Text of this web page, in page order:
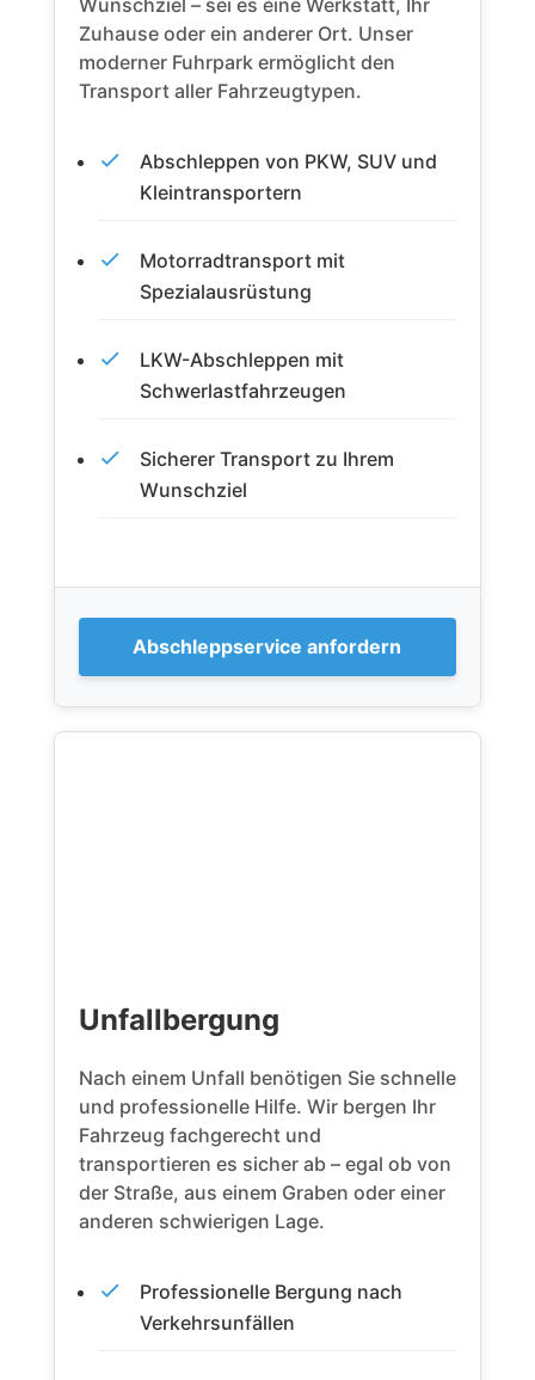
Zuhause oder ein anderer Ort. Unser
moderner Fuhrpark ermöglicht den
Transport aller Fahrzeugtypen.
Abschleppen von PKW, SUV und
Kleintransportern
Motorradtransport mit
Spezialausrüstung
LKW-Abschleppen mit
Schwerlastfahrzeugen
Sicherer Transport zu Ihrem
Wunschziel
Abschleppservice anfordern
Unfallbergung
Nach einem Unfall benötigen Sie schnelle
und professionelle Hilfe. Wir bergen Ihr
Fahrzeug fachgerecht und
transportieren es sicher ab – egal ob von
der Straße, aus einem Graben oder einer
anderen schwierigen Lage.
Professionelle Bergung nach
Verkehrsunfällen